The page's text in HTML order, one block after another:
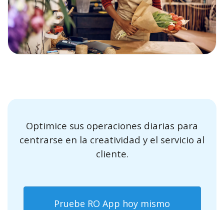
Optimice sus operaciones diarias para
centrarse en la creatividad y el servicio al
cliente.
Pruebe RO App hoy mismo